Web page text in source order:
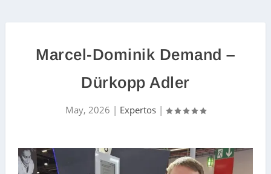
Marcel-Dominik Demand –
Dürkopp Adler
May, 2026 | Expertos|